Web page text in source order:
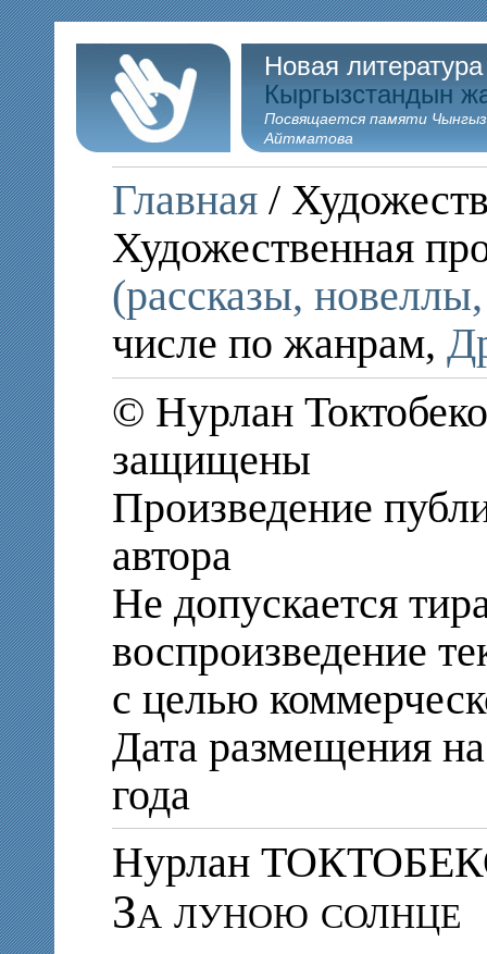
Новая
Кыргызстандын
Посвящается памяти
Айтматова
Главная /
Художественная
(рассказы,
числе по жанрам,
© Нурлан
защищены
Произведение
автора
Не допускается
воспроизведение
с целью
Дата размещения
года
Нурлан
За луною солнце